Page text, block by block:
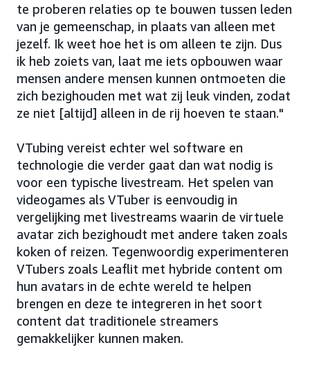
te proberen relaties op te bouwen tussen leden
van je gemeenschap, in plaats van alleen met
jezelf. Ik weet hoe het is om alleen te zijn. Dus
ik heb zoiets van, laat me iets opbouwen waar
mensen andere mensen kunnen ontmoeten die
zich bezighouden met wat zij leuk vinden, zodat
ze niet [altijd] alleen in de rij hoeven te staan."
VTubing vereist echter wel software en
technologie die verder gaat dan wat nodig is
voor een typische livestream. Het spelen van
videogames als VTuber is eenvoudig in
vergelijking met livestreams waarin de virtuele
avatar zich bezighoudt met andere taken zoals
koken of reizen. Tegenwoordig experimenteren
VTubers zoals Leaflit met hybride content om
hun avatars in de echte wereld te helpen
brengen en deze te integreren in het soort
content dat traditionele streamers
gemakkelijker kunnen maken.